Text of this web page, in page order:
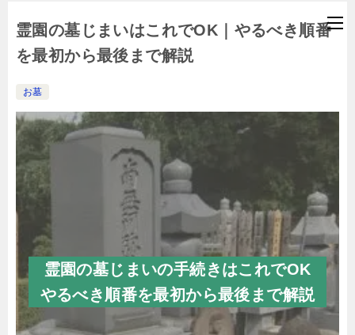
霊園の墓じまいはこれでOK｜やるべき順番
を最初から最後まで解説
お墓
霊園の墓じまいの手続きはこれでOK
やるべき順番を最初から最後まで解説